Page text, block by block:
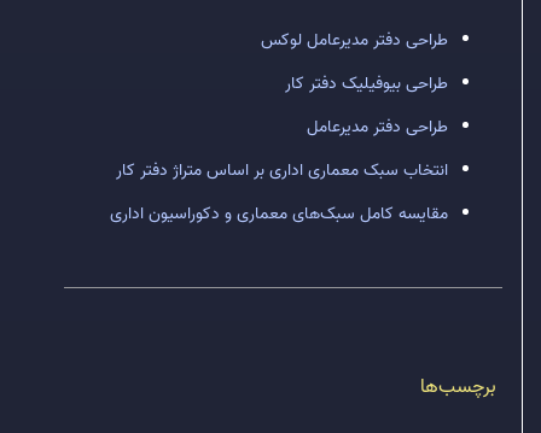
طراحی دفتر مدیرعامل لوکس
طراحی بیوفیلیک دفتر کار
طراحی دفتر مدیرعامل
انتخاب سبک معماری اداری بر اساس متراژ دفتر کار
مقایسه کامل سبک‌های معماری و دکوراسیون اداری
برچسب‌ها